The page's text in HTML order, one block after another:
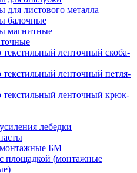
для листового металла
балочные
магнитные
текстильный ленточный скоба-
текстильный ленточный петля-
текстильный ленточный крюк-
лебедки
БМ
площадкой (монтажные